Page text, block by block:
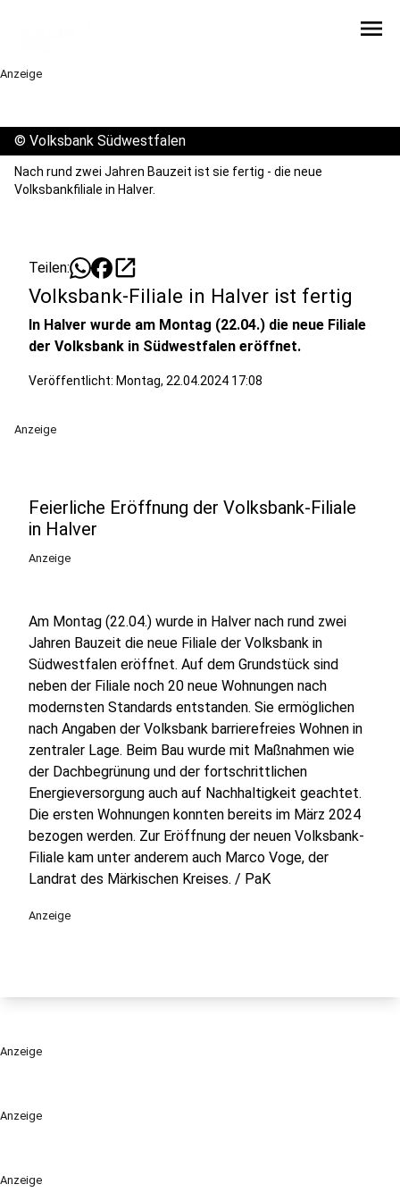
menu
Anzeige
Anzeige
Anzeige
© Volksbank Südwestfalen
Nach rund zwei Jahren Bauzeit ist sie fertig - die neue
Volksbankfiliale in Halver.
Teilen: open_in_new
Volksbank-Filiale in Halver ist fertig
In Halver wurde am Montag (22.04.) die neue Filiale
der Volksbank in Südwestfalen eröffnet.
Veröffentlicht: Montag, 22.04.2024 17:08
Anzeige
Feierliche Eröffnung der Volksbank-Filiale
in Halver
Anzeige
Am Montag (22.04.) wurde in Halver nach rund zwei
Jahren Bauzeit die neue Filiale der Volksbank in
Südwestfalen eröffnet. Auf dem Grundstück sind
neben der Filiale noch 20 neue Wohnungen nach
modernsten Standards entstanden. Sie ermöglichen
nach Angaben der Volksbank barrierefreies Wohnen in
zentraler Lage. Beim Bau wurde mit Maßnahmen wie
der Dachbegrünung und der fortschrittlichen
Energieversorgung auch auf Nachhaltigkeit geachtet.
Die ersten Wohnungen konnten bereits im März 2024
bezogen werden. Zur Eröffnung der neuen Volksbank-
Filiale kam unter anderem auch Marco Voge, der
Landrat des Märkischen Kreises. / PaK
Anzeige
Anzeige